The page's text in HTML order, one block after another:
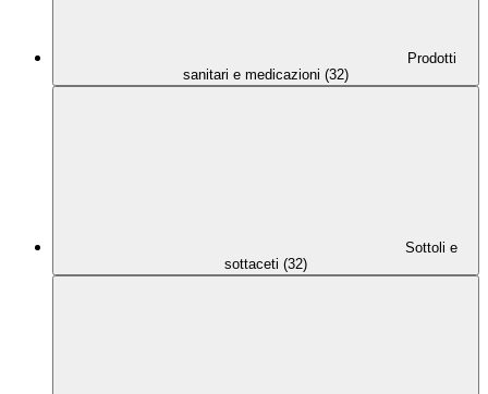
Prodotti
sanitari e medicazioni (32)
Sottoli e
sottaceti (32)